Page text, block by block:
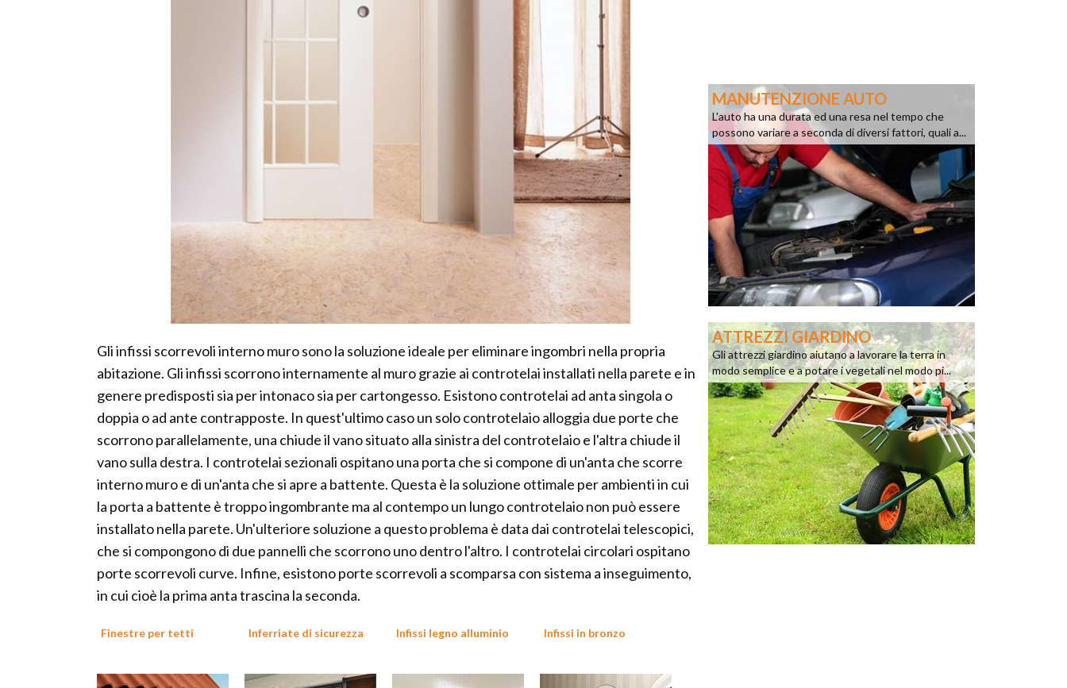
Gli infissi scorrevoli interno muro sono la soluzione ideale per eliminare ingombri nella propria
abitazione. Gli infissi scorrono internamente al muro grazie ai controtelai installati nella parete e in
genere predisposti sia per intonaco sia per cartongesso. Esistono controtelai ad anta singola o
doppia o ad ante contrapposte. In quest'ultimo caso un solo controtelaio alloggia due porte che
scorrono parallelamente, una chiude il vano situato alla sinistra del controtelaio e l'altra chiude il
vano sulla destra. I controtelai sezionali ospitano una porta che si compone di un'anta che scorre
interno muro e di un'anta che si apre a battente. Questa è la soluzione ottimale per ambienti in cui
la porta a battente è troppo ingombrante ma al contempo un lungo controtelaio non può essere
installato nella parete. Un'ulteriore soluzione a questo problema è data dai controtelai telescopici,
che si compongono di due pannelli che scorrono uno dentro l'altro. I controtelai circolari ospitano
porte scorrevoli curve. Infine, esistono porte scorrevoli a scomparsa con sistema a inseguimento,
in cui cioè la prima anta trascina la seconda.
Finestre per tetti Inferriate di sicurezza Infissi legno alluminio Infissi in bronzo
MANUTENZIONE AUTO
L'auto ha una durata ed una resa nel tempo che
possono variare a seconda di diversi fattori, quali a...
ATTREZZI GIARDINO
Gli attrezzi giardino aiutano a lavorare la terra in
modo semplice e a potare i vegetali nel modo pi...